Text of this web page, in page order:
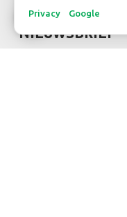
NIEUWSBRIEF
Privacy Google